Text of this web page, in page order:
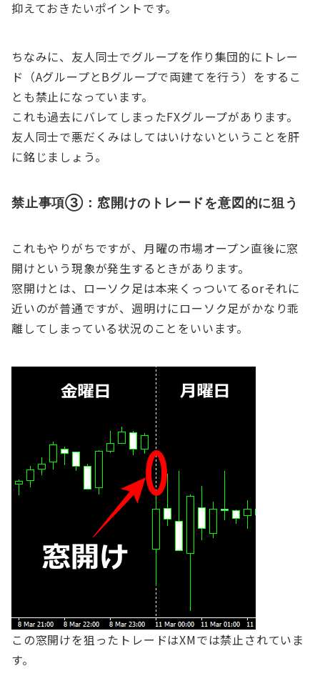
抑えておきたいポイントです。
ちなみに、友人同士でグループを作り集団的にトレー
ド（AグループとBグループで両建てを行う）をするこ
とも禁止になっています。
これも過去にバレてしまったFXグループがあります。
友人同士で悪だくみはしてはいけないということを肝
に銘じましょう。
禁止事項③：窓開けのトレードを意図的に狙う
これもやりがちですが、月曜の市場オープン直後に窓
開けという現象が発生するときがあります。
窓開けとは、ローソク足は本来くっついてるorそれに
近いのが普通ですが、週明けにローソク足がかなり乖
離してしまっている状況のことをいいます。
この窓開けを狙ったトレードはXMでは禁止されていま
す。